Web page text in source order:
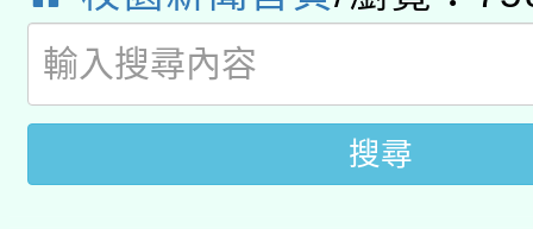
方素養工作坊新北場」
「族語學習班」招生簡
件」活動簡章
年度COVID-19疫苗接
接種對象擴大為「滿6
接種之民眾」措施，延
搜尋